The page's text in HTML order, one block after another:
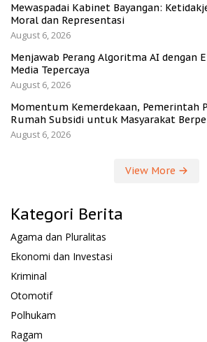
Mewaspadai Kabinet Bayangan:
Moral dan Representasi
August 6, 2026
Menjawab Perang Algoritma AI dengan
Media Tepercaya
August 6, 2026
Momentum Kemerdekaan, Pemerintah
Rumah Subsidi untuk Masyarakat
August 6, 2026
View More
Kategori Berita
Agama dan Pluralitas
Ekonomi dan Investasi
Kriminal
Otomotif
Polhukam
Ragam